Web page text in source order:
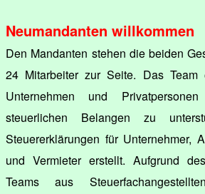
Neumandanten willkommen
Den Mandanten stehen die beiden
24 Mitarbeiter zur Seite. Das Team
Unternehmen und
steuerlichen Belangen zu
Steuererklärungen für Unternehmer,
und Vermieter erstellt. Aufgrund
Teams aus